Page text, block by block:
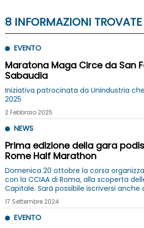
8 INFORMAZIONI TROVATE
EVENTO
Maratona Maga Circe da San
Sabaudia
Iniziativa patrocinata da Unindustria
2025
2 Febbraio 2025
NEWS
Prima edizione della gara
Rome Half Marathon
Domenica 20 ottobre la corsa
con la CCIAA di Roma, alla scoperta
Capitale. Sarà possibile iscriversi anche
“Campionato italiano degli imprenditori
d’impresa”
17 Settembre 2024
EVENTO